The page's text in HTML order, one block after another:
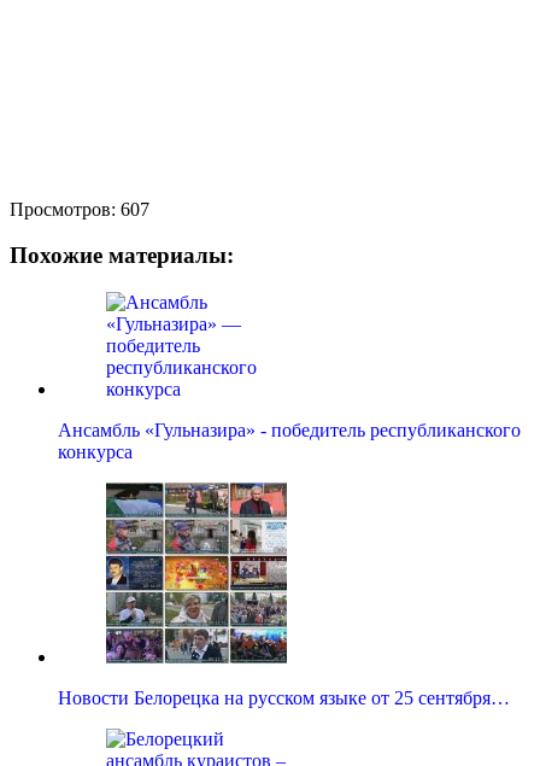
Просмотров: 607
Похожие материалы:
Ансамбль «Гульназира» - победитель республиканского
конкурса
Новости Белорецка на русском языке от 25 сентября…